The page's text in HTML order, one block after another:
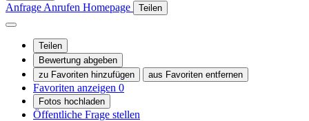
Anfrage Anrufen Homepage Teilen
Teilen
Bewertung abgeben
zu Favoriten hinzufügen
aus Favoriten entfernen
Favoriten anzeigen 0
Fotos hochladen
Öffentliche Frage stellen